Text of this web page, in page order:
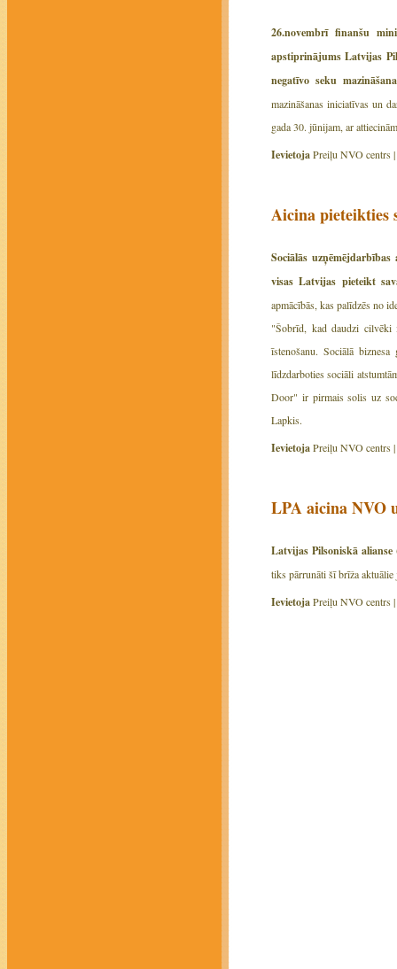
26.novembrī finanšu
apstiprinājums Latvijas
negatīvo seku
mazināšanas iniciatīvas un
gada 30. jūnijam, ar
IevietojaPreiļu NVO centrs |
Aicina pieteikties
Sociālās
visas Latvijas pieteikt
apmācībās, kas palīdzēs no
"Šobrīd, kad daudzi cilvēki
īstenošanu. Sociālā
līdzdarboties sociāli
Door" ir pirmais solis uz
Lapkis.
IevietojaPreiļu NVO centrs |
LPA aicina NVO
Latvijas Pilsoniskā
tiks pārrunāti šī brīža
IevietojaPreiļu NVO centrs |